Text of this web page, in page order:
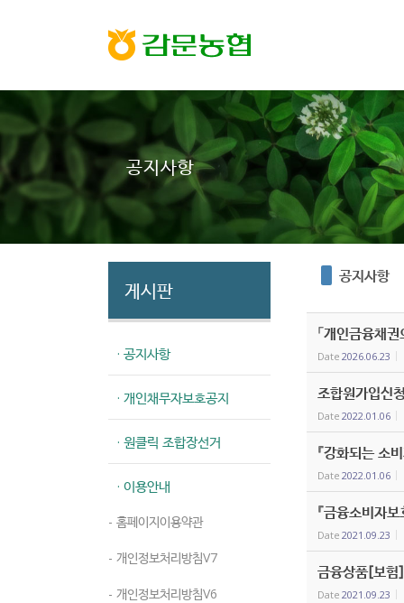
공지사항
게시판
· 공지사항
· 개인채무자보호공지
· 원클릭 조합장선거
· 이용안내
- 홈페이지이용약관
- 개인정보처리방침V7
- 개인정보처리방침V6
공지사항
「개인금융채
Date 2026.06.23
조합원가입신
Date 2022.01.06
『강화되는 소
Date 2022.01.06
『금융소비자
Date 2021.09.23
금융상품[보험
Date 2021.09.23